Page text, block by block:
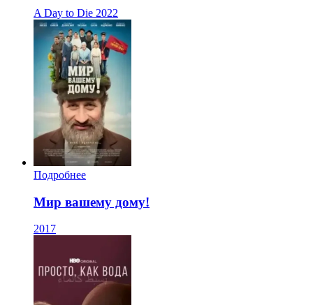
A Day to Die 2022
Подробнее
Мир вашему дому!
2017